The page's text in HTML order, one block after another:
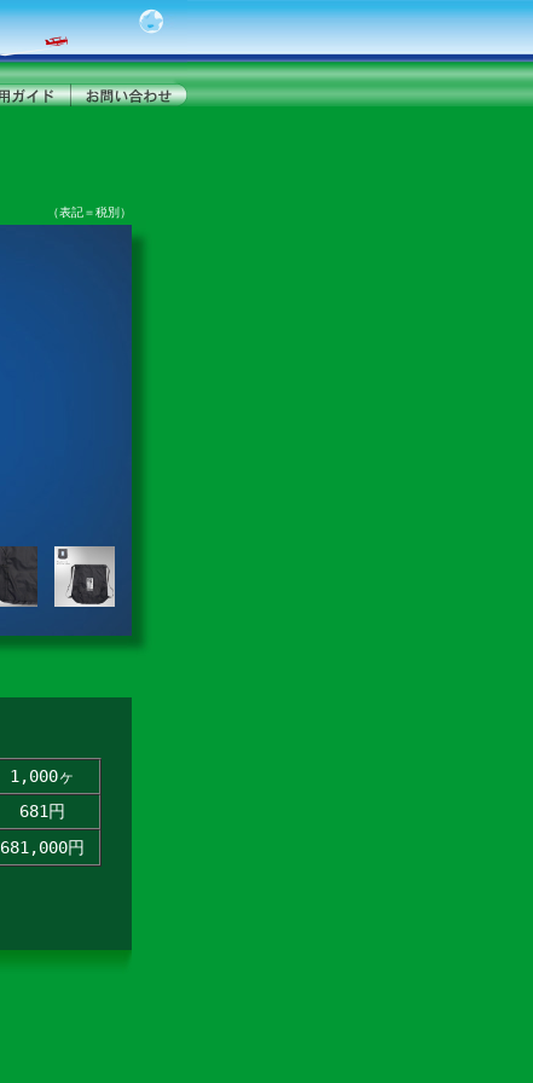
（表記＝税別）
1,000ヶ
681円
681,000円